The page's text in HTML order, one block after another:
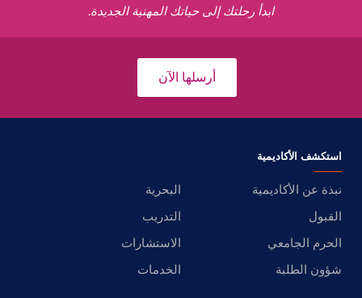
ابدأ رحلتك إلى حياتك المهنية الجديدة.
أرسلها الآن
استكشف الأكاديمية
نبذة عن الأكاديمية
البحرية
القبول
التدريب
الحرم الجامعي
الاستشارات
شؤون الطلبة
الخدمات